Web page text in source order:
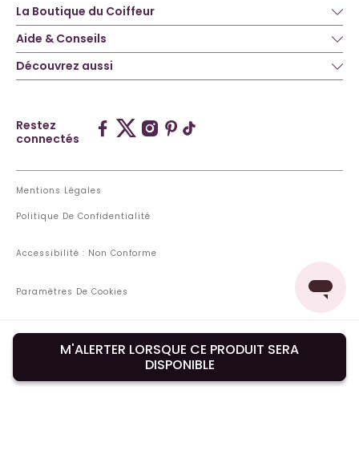
M'ALERTER LORSQUE CE PRODUIT SERA
DISPONIBLE
La Boutique du Coiffeur
Aide & Conseils
Découvrez aussi
Restez
connectés
Mentions Légales
Politique De Confidentialité
Accessibilité : Non Conforme
Paramètres De Cookies
Pays De Livraison : Luxembourg